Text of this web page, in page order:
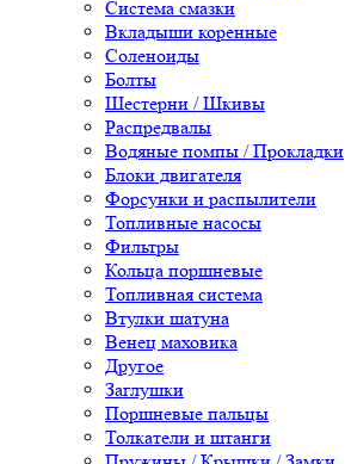
Система смазки
Вкладыши коренные
Соленоиды
Болты
Шестерни / Шкивы
Распредвалы
Водяные помпы / Прокладки
Блоки двигателя
Форсунки и распылители
Топливные насосы
Фильтры
Кольца поршневые
Топливная система
Втулки шатуна
Венец маховика
Другое
Заглушки
Поршневые пальцы
Толкатели и штанги